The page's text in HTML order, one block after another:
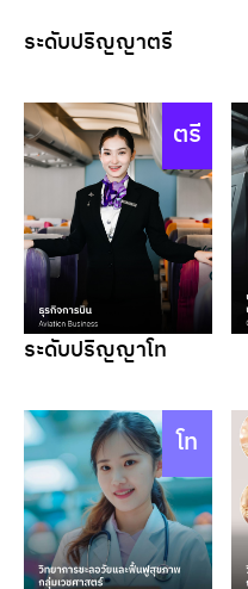
ระดับปริญญาตรี
ตรี
ระดับปริญญาโท
โท